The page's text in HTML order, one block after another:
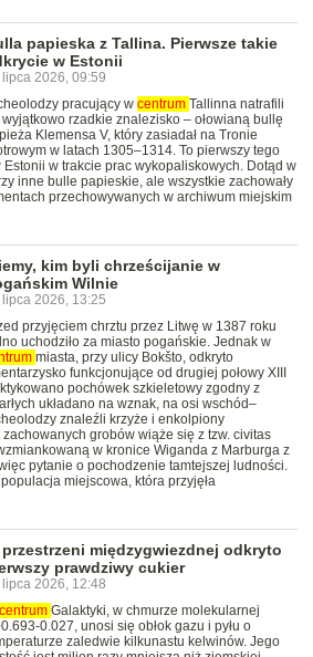
papieska z Tallina. Pierwsze takie
w Estonii
lipca 2026, 09:59
pracujący w centrum Tallinna natrafili
rzadkie znalezisko – ołowianą bullę
Klemensa V, który zasiadał na Tronie
w latach 1305–1314. To pierwszy tego
w trakcie prac wykopaliskowych. Dotąd w
inne bulle papieskie, ale wszystkie zachowały
przechowywanych w archiwum miejskim
kim byli chrześcijanie w
Wilnie
lipca 2026, 13:25
przyjęciem chrztu przez Litwę w 1387 roku
uchodziło za miasto pogańskie. Jednak w
miasta, przy ulicy Bokšto, odkryto
funkcjonujące od drugiej połowy XIII
pochówek szkieletowy zgodny z
układano na wznak, na osi wschód–
znaleźli krzyże i enkolpiony
grobów wiąże się z tzw. civitas
w kronice Wiganda z Marburga z
pytanie o pochodzenie tamtejszej ludności.
miejscowa, która przyjęła
przestrzeni międzygwiezdnej odkryto
prawdziwy cukier
lipca 2026, 12:48
centrum Galaktyki, w chmurze molekularnej
0.027, unosi się obłok gazu i pyłu o
zaledwie kilkunastu kelwinów. Jego